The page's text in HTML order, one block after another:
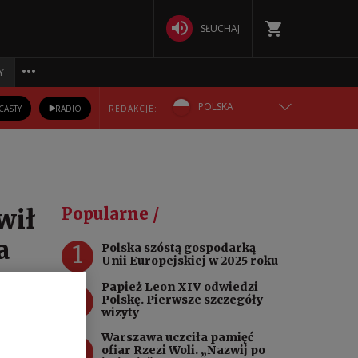
SŁUCHAJ
RADIO REDAKCJE: POLSKA
РУССКИЙ
УКРАЇНСЬКА
Popularne /
1
Polska szóstą gospodarką
Unii Europejskiej w 2025 roku
Papież Leon XIV odwiedzi
Polskę. Pierwsze szczegóły
wizyty
Warszawa uczciła pamięć
ofiar Rzezi Woli. „Nazwij po